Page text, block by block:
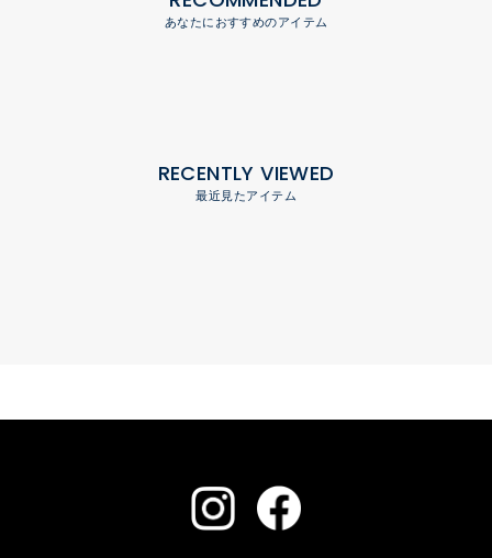
あなたにおすすめのアイテム
RECENTLY VIEWED
最近見たアイテム